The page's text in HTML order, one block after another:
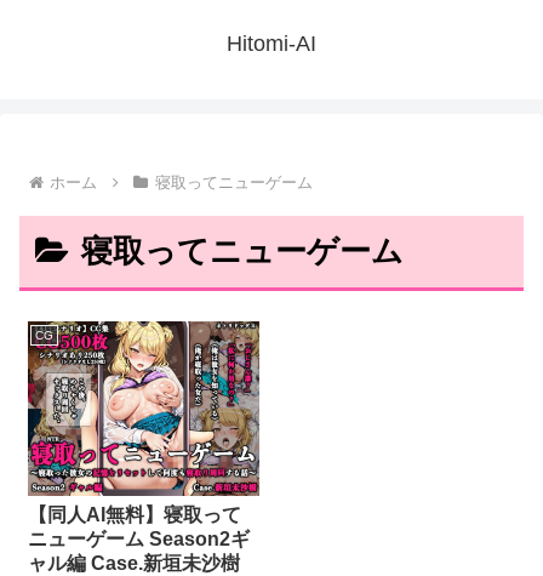
Hitomi-AI
ホーム 寝取ってニューゲーム
寝取ってニューゲーム
CG
【同人AI無料】寝取って
ニューゲーム Season2ギ
ャル編 Case.新垣未沙樹